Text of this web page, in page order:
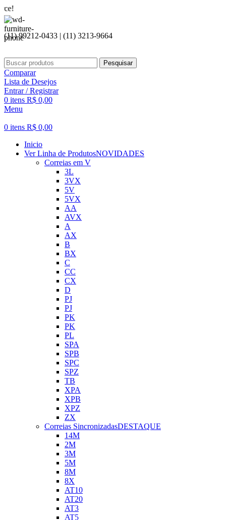
(11) 99212-0433 | (11) 3213-9664
Pesquisar
Comparar
Lista de Desejos
Entrar / Registrar
0 itens R$ 0,00
Menu
0 itens R$ 0,00
Inicio
Ver Linha de ProdutosNOVIDADES
Correias em V
3L
3VX
5V
5VX
AA
AVX
A
AX
B
BX
C
CC
CX
D
PJ
PJ
PK
PK
PL
SPA
SPB
SPC
SPZ
TB
XPA
XPB
XPZ
ZX
Correias SincronizadasDESTAQUE
14M
2M
3M
5M
8M
8X
AT10
AT20
AT3
AT5